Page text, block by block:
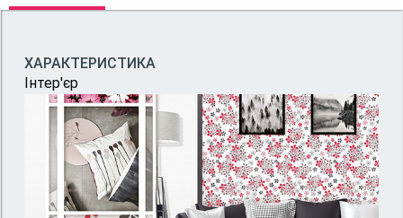
ХАРАКТЕРИСТИКА
Інтер'єр